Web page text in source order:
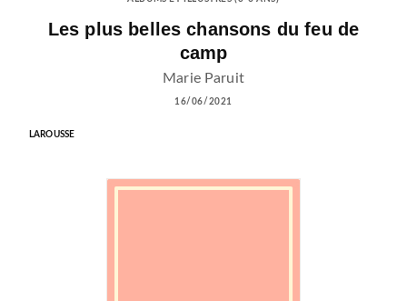
Les plus belles chansons du feu de
camp
Marie Paruit
16/06/2021
LAROUSSE